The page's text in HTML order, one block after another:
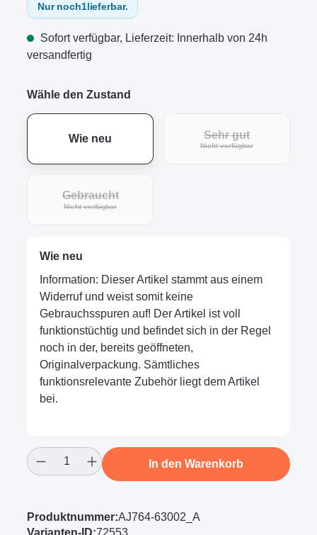
Nur noch1lieferbar.
Sofort verfügbar, Lieferzeit: Innerhalb von 24h
versandfertig
Wähle den Zustand
Wie neu Sehr gut
Nicht verfügbar
Gebraucht
Nicht verfügbar
Wie neu
Information: Dieser Artikel stammt aus einem
Widerruf und weist somit keine
Gebrauchsspuren auf! Der Artikel ist voll
funktionstüchtig und befindet sich in der Regel
noch in der, bereits geöffneten,
Originalverpackung. Sämtliches
funktionsrelevante Zubehör liegt dem Artikel
bei.
Produkt Anzahl: Gib den gewünschten
In den Warenkorb
Produktnummer:AJ764-63002_A
Varianten-ID:72553